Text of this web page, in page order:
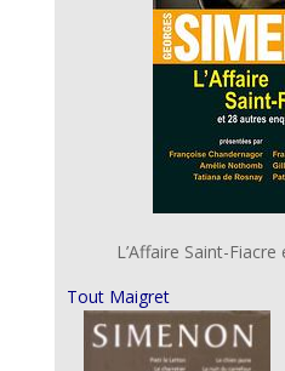
L’Affaire Saint-
Tout Maigret